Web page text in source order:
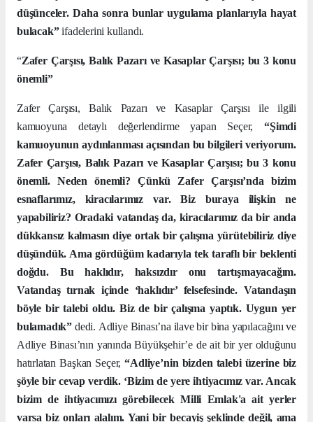
düşünceler. Daha sonra bunlar uygulama planlarıyla hayat
bulacak”ifadelerini kullandı.
“Zafer Çarşısı, Balık Pazarı ve Kasaplar Çarşısı; bu 3 konu
önemli”
Zafer Çarşısı, Balık Pazarı ve Kasaplar Çarşısı ile ilgili
kamuoyuna detaylı değerlendirme yapan Seçer,“Şimdi
kamuoyunun aydınlanması açısından bu bilgileri veriyorum.
Zafer Çarşısı, Balık Pazarı ve Kasaplar Çarşısı; bu 3 konu
önemli. Neden önemli? Çünkü Zafer Çarşısı’nda bizim
esnaflarımız, kiracılarımız var. Biz buraya ilişkin ne
yapabiliriz? Oradaki vatandaş da, kiracılarımız da bir anda
dükkansız kalmasın diye ortak bir çalışma yürütebiliriz diye
düşündük. Ama gördüğüm kadarıyla tek taraflı bir beklenti
doğdu. Bu haklıdır, haksızdır onu tartışmayacağım.
Vatandaş tırnak içinde ‘haklıdır’ felsefesinde. Vatandaşın
böyle bir talebi oldu. Biz de bir çalışma yaptık. Uygun yer
bulamadık” dedi. Adliye Binası’na ilave bir bina yapılacağını ve
Adliye Binası’nın yanında Büyükşehir’e de ait bir yer olduğunu
hatırlatan Başkan Seçer, “Adliye’nin bizden talebi üzerine biz
şöyle bir cevap verdik. ‘Bizim de yere ihtiyacımız var. Ancak
bizim de ihtiyacımızı görebilecek Milli Emlak'a ait yerler
varsa biz onları alalım. Yani bir becayiş şeklinde değil, ama